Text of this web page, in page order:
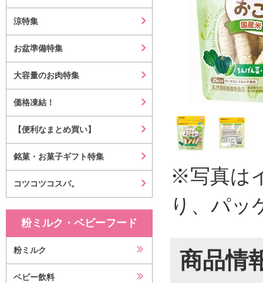
涼特集
お盆準備特集
大容量のお肉特集
価格凍結！
【便利なまとめ買い】
銘菓・お菓子ギフト特集
コツコツコスパ。
粉ミルク・ベビーフード
粉ミルク
ベビー飲料
※写真は
り、パッ
商品情